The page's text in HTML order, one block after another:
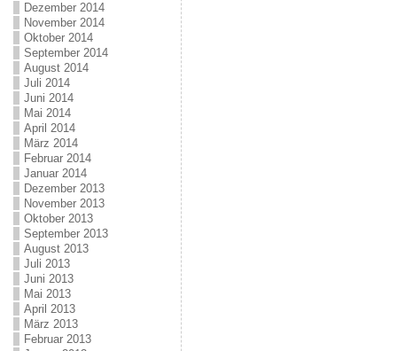
Dezember 2014
November 2014
Oktober 2014
September 2014
August 2014
Juli 2014
Juni 2014
Mai 2014
April 2014
März 2014
Februar 2014
Januar 2014
Dezember 2013
November 2013
Oktober 2013
September 2013
August 2013
Juli 2013
Juni 2013
Mai 2013
April 2013
März 2013
Februar 2013